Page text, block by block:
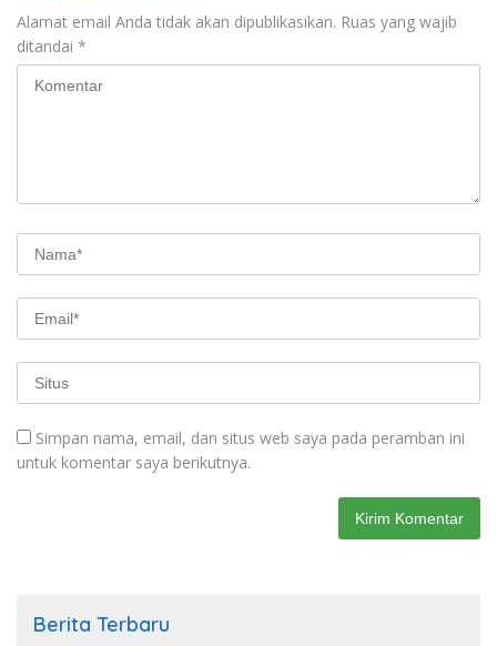
Alamat email Anda tidak akan dipublikasikan. Ruas yang wajib
ditandai *
Simpan nama, email, dan situs web saya pada peramban ini
untuk komentar saya berikutnya.
Berita Terbaru